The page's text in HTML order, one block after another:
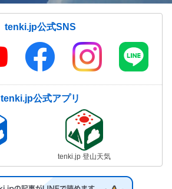
tenki.jp公式SNS
tenki.jp公式アプリ
tenki.jp 登山天気